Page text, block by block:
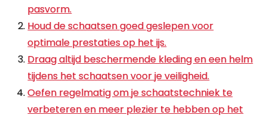
pasvorm.
Houd de schaatsen goed geslepen voor
optimale prestaties op het ijs.
Draag altijd beschermende kleding en een helm
tijdens het schaatsen voor je veiligheid.
Oefen regelmatig om je schaatstechniek te
verbeteren en meer plezier te hebben op het